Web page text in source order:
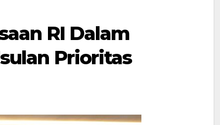
RI Dalam
Prioritas